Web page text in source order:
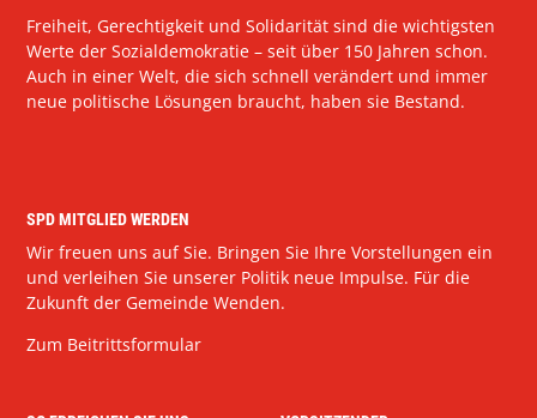
Freiheit, Gerechtigkeit und Solidarität sind die wichtigsten
Werte der Sozialdemokratie – seit über 150 Jahren schon.
Auch in einer Welt, die sich schnell verändert und immer
neue politische Lösungen braucht, haben sie Bestand.
SPD MITGLIED WERDEN
Wir freuen uns auf Sie. Bringen Sie Ihre Vorstellungen ein
und verleihen Sie unserer Politik neue Impulse. Für die
Zukunft der Gemeinde Wenden.
Zum Beitrittsformular